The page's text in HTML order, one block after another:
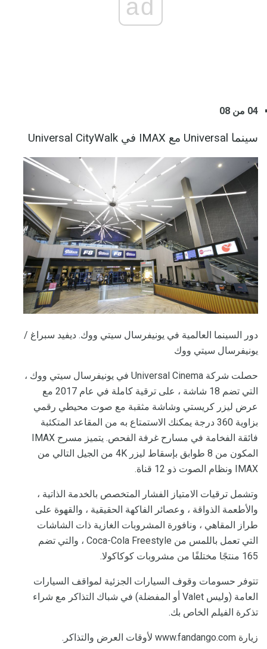
ad
04 من 08
سينما Universal مع IMAX في Universal CityWalk
دور السينما العالمية في يونيفرسال سيتي ووك. ديفيد سبراغ /
يونيفرسال سيتي ووك
حصلت شركة Universal Cinema في يونيفرسال سيتي ووك ،
التي تضم 18 شاشة ، على ترقية كاملة في عام 2017 مع
عرض ليزر كريستي وشاشة مثقبة مع صوت محيطي رقمي
بزاوية 360 درجة يمكنك الاستمتاع به من المقاعد المتكئبة
فائقة الفخامة في مسارح غرفة الفحص. يتميز مسرح IMAX
المكون من 8 طوابق بإسقاط ليزر 4K من الجيل التالي من
IMAX ونظام الصوت ذو 12 قناة.
وتشمل ترقيات الامتياز الفشار المتخصص بالخدمة الذاتية ،
والأطعمة الذواقة ، وعصائر الفاكهة الحقيقية ، والقهوة على
طراز المقاهي ، ونافورة المشروبات الغازية ذات الشاشات
التي تعمل باللمس من Coca-Cola Freestyle ، والتي تضم
165 منتجًا مختلفًا من مشروبات كوكاكولا.
تتوفر حسومات وقوف السيارات الجزئية لمواقف السيارات
العامة (وليس Valet أو المفضلة) في شباك التذاكر مع شراء
تذكرة الفيلم الخاص بك.
زيارة www.fandango.com لأوقات العرض والتذاكر.